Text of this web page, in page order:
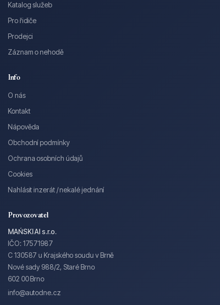
Katalog služeb
Pro řidiče
Prodejci
Záznam o nehodě
Info
O nás
Kontakt
Nápověda
Obchodní podmínky
Ochrana osobních údajů
Cookies
Nahlásit inzerát / nekalé jednání
Provozovatel
MAŃSKI AI s.r.o.
IČO: 17571987
C 130587 u Krajského soudu v Brně
Nové sady 988/2, Staré Brno
602 00 Brno
info@autodne.cz